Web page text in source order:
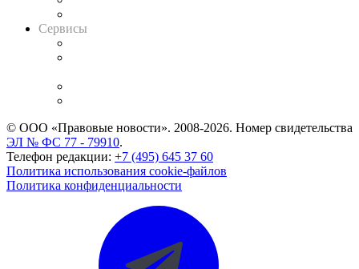
Сервисы
© ООО «Правовые новости». 2008-2026. Номер свидетельства
ЭЛ № ФС 77 - 79910.
Телефон редакции: +7 (495) 645 37 60
Политика использования cookie-файлов
Политика конфиденциальности